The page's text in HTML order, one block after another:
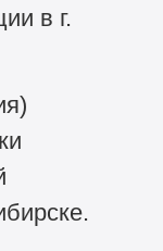
в г.